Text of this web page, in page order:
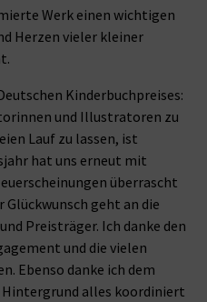
Werk einen wichtigen
Herzen vieler kleiner
Kinderbuchpreises:
und Illustratoren zu
Lauf zu lassen, ist
hat uns erneut mit
überrascht
geht an die
Preisträger. Ich danke den
und die vielen
Ebenso danke ich dem
Hintergrund alles koordiniert